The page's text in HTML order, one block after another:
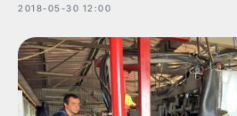
2018-05-30 12:00